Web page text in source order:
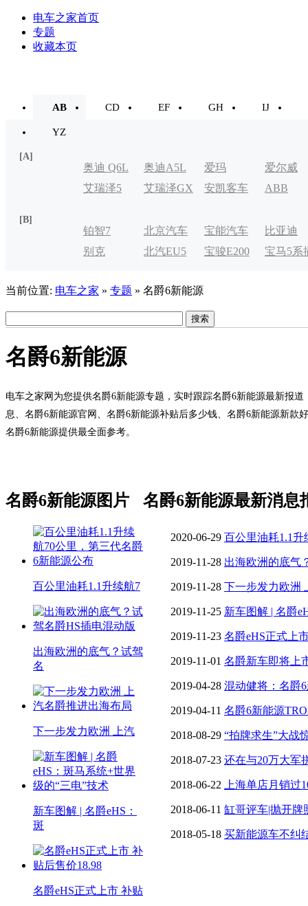
电车之家首页
专题
收藏本页
AB CD EF GH IJ
YZ
[A]
奥迪 Q6L
e-tron
奥迪A5L 爱玛
爱尔威
艾瑞泽5
艾瑞泽GX 安凯客车 ABB
[B]
铂智7 北京汽车
制造厂
宝能汽车
比亚迪
别克
北汽EU5 宝骏E200 宝马5系
当前位置: 电车之家 » 专题 » 名爵6新能源
名爵6新能源
电车之家网为您提供名爵6新能源专题，实时跟踪名爵6新能源最新报
息、名爵6新能源官网、名爵6新能源补贴后多少钱、名爵6新能源新
名爵6新能源提供最全面参考。
名爵6新能源图片
百公里油耗1.1升续航7
出海欧洲的底气？试驾
名
下一步发力欧洲 上汽
新车图解 | 名爵eHS：
斑
名爵eHS正式上市 补贴
名爵6新能源最新消息
2020-06-29 百公里油耗1.1升
源公布
2019-11-28 出海欧洲的底气
2019-11-28 下一步发力欧洲
2019-11-25 新车图解 | 名爵
电”技术
2019-11-23 名爵eHS正式上
2019-11-01 名爵新车即将上
为1.3升，你会买吗？
2019-04-28 混动健将：名爵
2019-04-11 名爵6新能源
2018-08-29 “拍牌求生”大战
粤牌可省近6万元
2018-07-23 还在与20万大军
源“一部到位”送沪牌、拿补
2018-06-22 上海单店月销过
层次原因竟是TA！
2018-06-11 缸哥评车|抛开牌
油车强在哪？
2018-05-18 买新能源车不纠